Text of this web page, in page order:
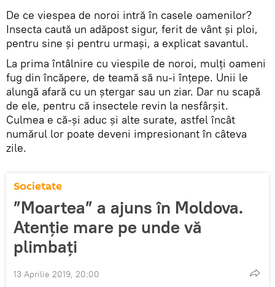
De ce viespea de noroi intră în casele oamenilor?
Insecta caută un adăpost sigur, ferit de vânt și ploi,
pentru sine și pentru urmași, a explicat savantul.
La prima întâlnire cu viespile de noroi, mulți oameni
fug din încăpere, de teamă să nu-i înțepe. Unii le
alungă afară cu un ștergar sau un ziar. Dar nu scapă
de ele, pentru că insectele revin la nesfârșit.
Culmea e că-și aduc și alte surate, astfel încât
numărul lor poate deveni impresionant în câteva
zile.
Societate
”Moartea” a ajuns în Moldova.
Atenție mare pe unde vă
plimbați
13 Aprilie 2019, 20:00